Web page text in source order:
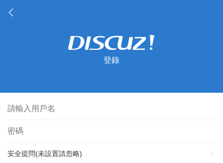
登錄
安全提問(未設置請忽略)